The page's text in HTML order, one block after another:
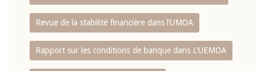
Revue de la stabilité financière dans l‘UMOA
Rapport sur les conditions de banque dans L‘UEMOA